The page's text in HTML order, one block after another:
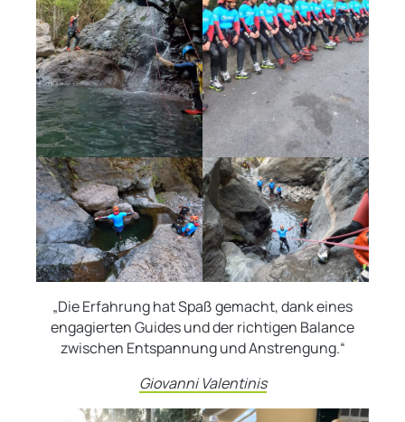
„Die Erfahrung hat Spaß gemacht, dank eines
engagierten Guides und der richtigen Balance
zwischen Entspannung und Anstrengung.“
Giovanni Valentinis